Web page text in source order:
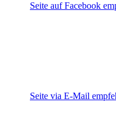
Seite auf Facebook
Seite via E-Mail